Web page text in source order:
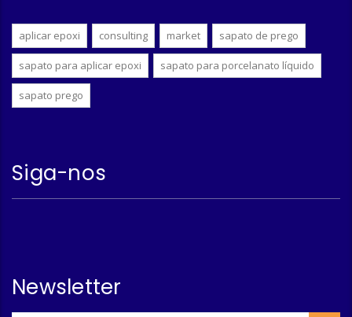
aplicar epoxi consulting market sapato de prego
sapato para aplicar epoxi sapato para porcelanato líquido
sapato prego
Siga-nos
Newsletter